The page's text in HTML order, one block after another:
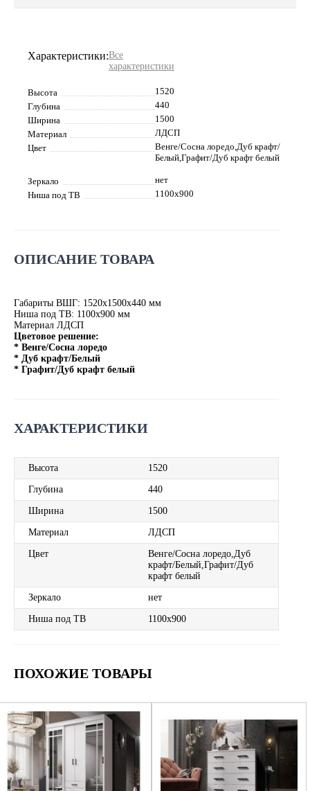
Характеристики:Все
характеристики
Высота
1520
Глубина
440
Ширина
1500
Материал
ЛДСП
Цвет
Венге/Сосна лоредо,Дуб крафт/
Белый,Графит/Дуб крафт белый
Зеркало
нет
Ниша под ТВ
1100х900
ОПИСАНИЕ ТОВАРА
Габариты ВШГ: 1520х1500х440 мм
Ниша под ТВ: 1100х900 мм
Материал ЛДСП
Цветовое решение:
* Венге/Сосна лоредо
* Дуб крафт/Белый
* Графит/Дуб крафт белый
ХАРАКТЕРИСТИКИ
Высота 1520
Глубина 440
Ширина 1500
Материал ЛДСП
Цвет
Венге/Сосна лоредо,Дуб
крафт/Белый,Графит/Дуб
крафт белый
Зеркало нет
Ниша под ТВ 1100х900
ПОХОЖИЕ ТОВАРЫ